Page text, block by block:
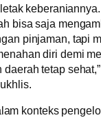
keberaniannya.
bisa saja
pinjaman, tapi
diri demi
daerah tetap
konteks